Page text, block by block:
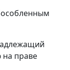
праве